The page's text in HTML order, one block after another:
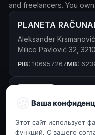
and freelancers. You
PLANETA
Aleksander Krsmanović
Milice Pavlović 32,
PIB: 106957267MB:
цифровой
Ваша
Этот сайт использует
функций. С вашего